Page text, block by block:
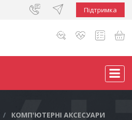
Підтримка
КОМП'ЮТЕРНІ АКСЕСУАРИ